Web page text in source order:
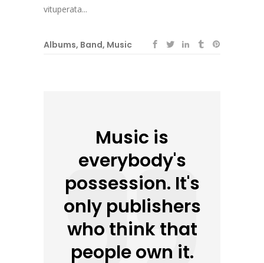
vituperata...
Albums, Band, Music
Music is
everybody's
possession. It's
only publishers
who think that
people own it.